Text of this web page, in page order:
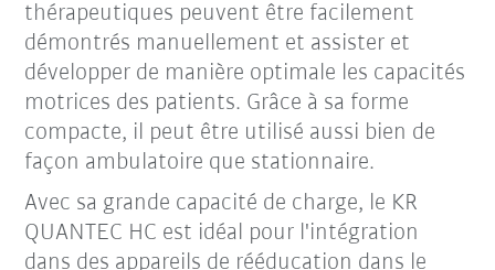
thérapeutiques peuvent être facilement
démontrés manuellement et assister et
développer de manière optimale les capacités
motrices des patients. Grâce à sa forme
compacte, il peut être utilisé aussi bien de
façon ambulatoire que stationnaire.
Avec sa grande capacité de charge, le KR
QUANTEC HC est idéal pour l'intégration
dans des appareils de rééducation dans le